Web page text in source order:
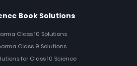
Book Solutions
Class 10 Solutions
Class 9 Solutions
for Class 10 Science